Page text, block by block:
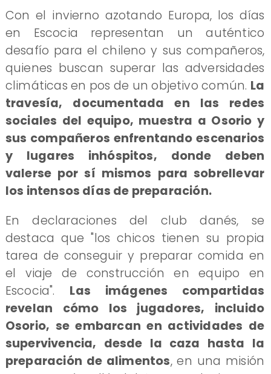
Con el invierno azotando Europa, los días
en Escocia representan un auténtico
desafío para el chileno y sus compañeros,
quienes buscan superar las adversidades
climáticas en pos de un objetivo común. La
travesía, documentada en las redes
sociales del equipo, muestra a Osorio y
sus compañeros enfrentando escenarios
y lugares inhóspitos, donde deben
valerse por sí mismos para sobrellevar
los intensos días de preparación.
En declaraciones del club danés, se
destaca que "los chicos tienen su propia
tarea de conseguir y preparar comida en
el viaje de construcción en equipo en
Escocia". Las imágenes compartidas
revelan cómo los jugadores, incluido
Osorio, se embarcan en actividades de
supervivencia, desde la caza hasta la
preparación de alimentos, en una misión